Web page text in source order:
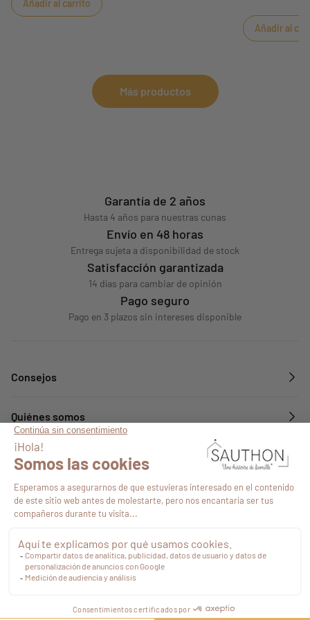
Añadir al carrito
Añadir al
Más productos
incluidos
compra
Garantía de 2 años
Hasta 4 años para nuestras cunas
Envío en 48 horas
Entrega sujeta a disponibilidad de stock
Satisfacción garantizada
14 días para cambiar de opinión
Pago seguro
Pago en 3 plazos sin intereses disponible
Consejos
Quiénes somos
Servicios
Síguenos en